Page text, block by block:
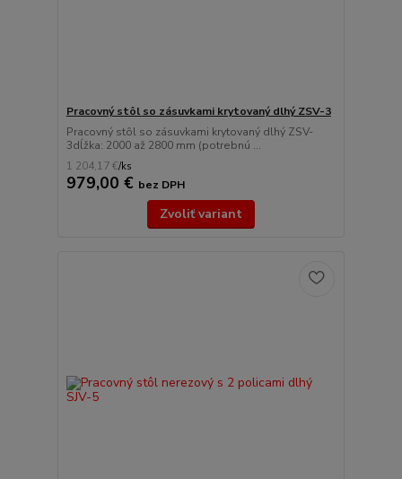
Pracovný stôl so zásuvkami krytovaný dlhý ZSV-3
Pracovný stôl so zásuvkami krytovaný dlhý ZSV-
3dĺžka: 2000 až 2800 mm (potrebnú ...
1 204,17 €/ks
979,00 € bez DPH
Zvoliť variant